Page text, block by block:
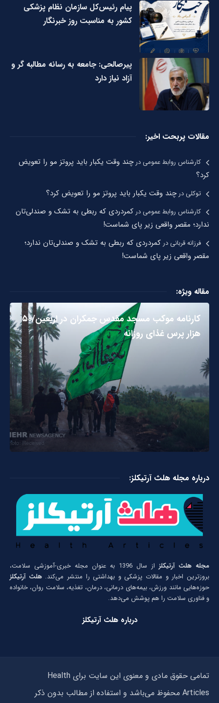
پیام رئیس‌کل سازمان نظام پزشکی
کشور به مناسبت روز خبرنگار
پیرصالحی: جامعه به رسانه مطالبه گر و
آزاد نیاز دارد
مقالات پربحت اخیر:
کارشناس روابط عمومیدرچند وقت یکبار باید پروتز مو را تعویض
کرد؟
توکلیدرچند وقت یکبار باید پروتز مو را تعویض کرد؟
کارشناس روابط عمومیدر کمردردی که ربطی به تشک و صندلی‌تان
ندارد؛ مقصر واقعی زیر پای شماست!
فرزانه قربانیدر کمردردی که ربطی به تشک و صندلی‌تان ندارد؛
مقصر واقعی زیر پای شماست!
مقاله ویژه:
کارنامه موکب مسجد مقدس جمکران در اربعین/۵۰
هزار پرس غذای روزانه
درباره مجله هلث آرتیکلز:
مجله هلث آرتیکلز
از سال 1396 به عنوان مجله خبری-آموزشی سلامت،
بروزترین اخبار و مقالات پزشکی و بهداشتی را منتشر می‌کند.هلث آرتیکلز
حوزه‌هایی مانند ورزش، بیمه‌های درمانی، درمان، تغذیه، سلامت روان، خانواده
و فناوری سلامت را هم پوشش می‌دهد.
درباره هلث آرتیکلز
تمامی حقوق مادی و معنوی این سایت برای Health
Articles محفوظ می‌باشد و استفاده از مطالب بدون ذکر